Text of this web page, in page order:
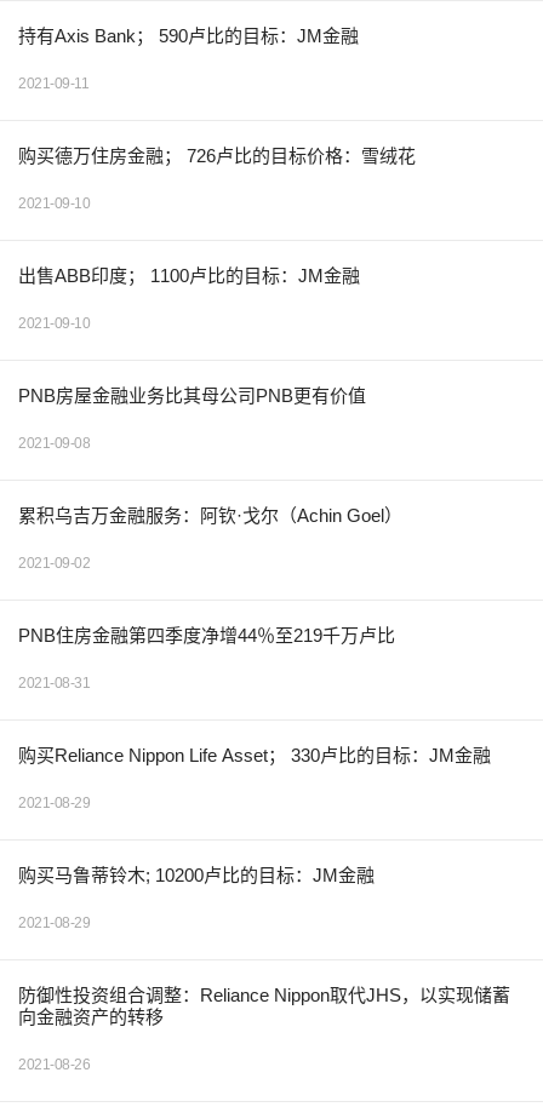
持有Axis Bank； 590卢比的目标：JM金融
2021-09-11
购买德万住房金融； 726卢比的目标价格：雪绒花
2021-09-10
出售ABB印度； 1100卢比的目标：JM金融
2021-09-10
PNB房屋金融业务比其母公司PNB更有价值
2021-09-08
累积乌吉万金融服务：阿钦·戈尔（Achin Goel）
2021-09-02
PNB住房金融第四季度净增44％至219千万卢比
2021-08-31
购买Reliance Nippon Life Asset； 330卢比的目标：JM金融
2021-08-29
购买马鲁蒂铃木; 10200卢比的目标：JM金融
2021-08-29
防御性投资组合调整：Reliance Nippon取代JHS，以实现储蓄
向金融资产的转移
2021-08-26